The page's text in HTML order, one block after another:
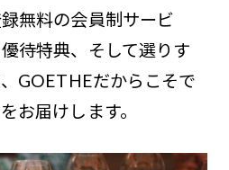
無料の会員制サービ
待特典、そして選りす
GOETHEだからこそで
お届けします。